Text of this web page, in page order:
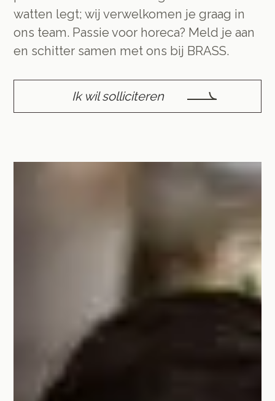
watten legt; wij verwelkomen je graag in
ons team. Passie voor horeca? Meld je aan
en schitter samen met ons bij BRASS.
Ik wil solliciteren